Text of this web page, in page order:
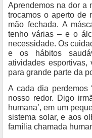
Aprendemos na dor a
trocamos o aperto de
mão fechada. A
tenho várias – e o
necessidade. Os
e os hábitos
atividades esportivas,
para grande parte da
A cada dia perdemos
nosso redor. Digo
humana’, em um
sistema solar, e aos
família chamada